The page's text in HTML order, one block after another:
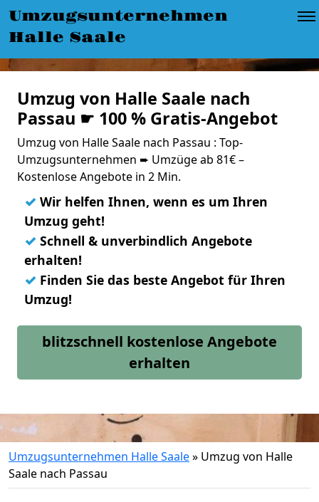
Umzugsunternehmen
Halle Saale
Umzug von Halle Saale nach
Passau ☛ 100 % Gratis-Angebot
Umzug von Halle Saale nach Passau : Top-
Umzugsunternehmen ➨ Umzüge ab 81€ –
Kostenlose Angebote in 2 Min.
✓ Wir helfen Ihnen, wenn es um Ihren
Umzug geht!
✓ Schnell & unverbindlich Angebote
erhalten!
✓ Finden Sie das beste Angebot für Ihren
Umzug!
blitzschnell kostenlose Angebote
erhalten
Umzugsunternehmen Halle Saale» Umzug von Halle
Saale nach Passau